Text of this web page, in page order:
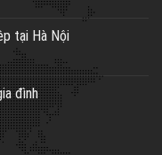
tại Hà Nội
đình